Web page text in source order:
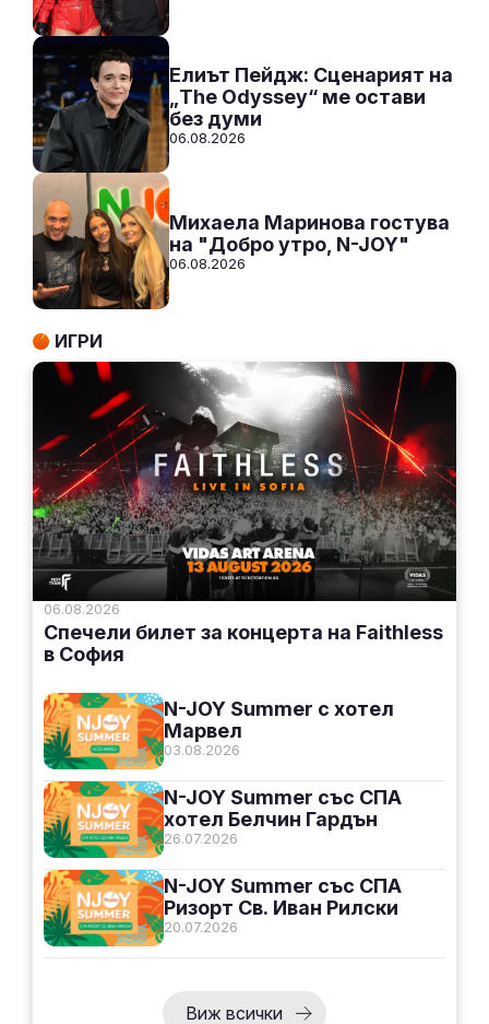
Елиът Пейдж: Сценарият на
„The Odyssey“ ме остави
без думи
06.08.2026
Михаела Маринова гостува
на "Добро утро, N-JOY"
06.08.2026
ИГРИ
06.08.2026
Спечели билет за концерта на Faithless
в София
03.08.2026
N-JOY Summer с хотел
Марвел
26.07.2026
N-JOY Summer със СПА
хотел Белчин Гардън
20.07.2026
N-JOY Summer със СПА
Ризорт Св. Иван Рилски
Виж всички